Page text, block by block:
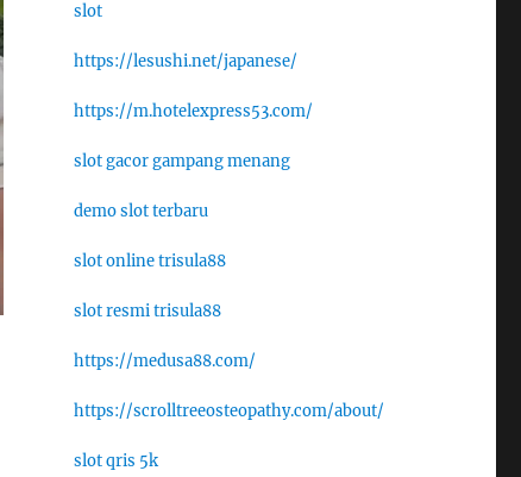
slot
https://lesushi.net/japanese/
https://m.hotelexpress53.com/
slot gacor gampang menang
demo slot terbaru
slot online trisula88
slot resmi trisula88
https://medusa88.com/
https://scrolltreeosteopathy.com/about/
slot qris 5k